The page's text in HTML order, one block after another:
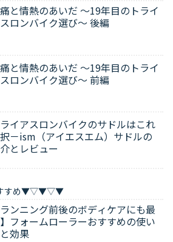
と情熱のあいだ ～19年目のトライ
ロンバイク選び～ 後編
と情熱のあいだ ～19年目のトライ
ロンバイク選び～ 前編
ライアスロンバイクのサドルはこれ
－ism（アイエスエム）サドルの
とレビュー
すめ▼▽▼▽▼
ランニング前後のボディケアにも最
フォームローラーおすすめの使い
効果